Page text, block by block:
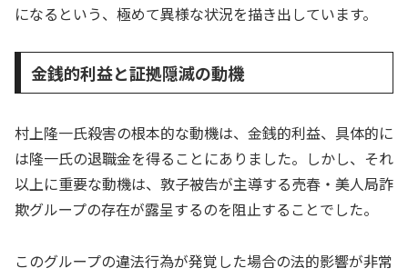
になるという、極めて異様な状況を描き出しています。
金銭的利益と証拠隠滅の動機
村上隆一氏殺害の根本的な動機は、金銭的利益、具体的に
は隆一氏の退職金を得ることにありました。しかし、それ
以上に重要な動機は、敦子被告が主導する売春・美人局詐
欺グループの存在が露呈するのを阻止することでした。
このグループの違法行為が発覚した場合の法的影響が非常